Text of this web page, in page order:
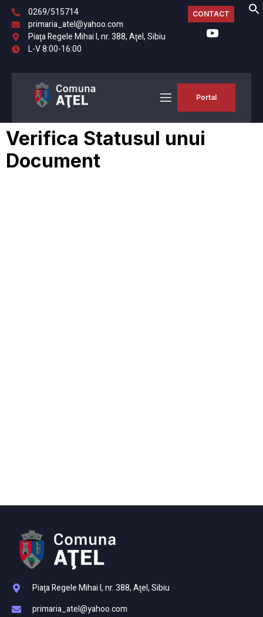
0269/515714
primaria_atel@yahoo.com
Piaţa Regele Mihai I, nr. 388, Aţel, Sibiu
L-V 8:00-16:00
CONTACT
Portal
Verifica Statusul unui
Document
Piaţa Regele Mihai I, nr. 388, Aţel, Sibiu
primaria_atel@yahoo.com